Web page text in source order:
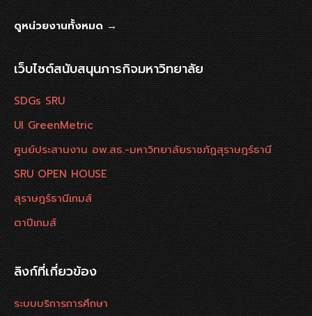
ดูหน่วยงานทั้งหมด →
เว็บไซต์สนับสนุนภารกิจมหาวิทยาลัย
SDGs SRU
UI GreenMetric
ศูนย์ประสานงาน อพ.สธ.-มหาวิทยาลัยราชภัฏสุราษฎร์ธานี
SRU OPEN HOUSE
สุราษฎร์ธานีเกมส์
ตาปีเกมส์
ลิงก์ที่เกี่ยวข้อง
ระบบบริการการศึกษา